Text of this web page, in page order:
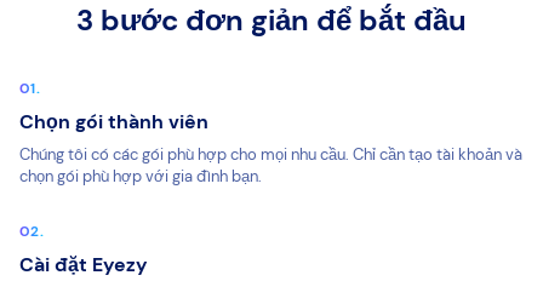
3 bước đơn giản để bắt đầu
Chọn gói thành viên
Chúng tôi có các gói phù hợp cho mọi nhu cầu. Chỉ cần tạo tài khoản và
chọn gói phù hợp với gia đình bạn.
Cài đặt Eyezy